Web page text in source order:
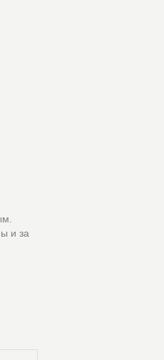
и за